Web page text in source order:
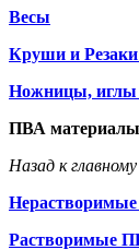
Весы
Круши и
Ножницы, иглы
ПВА материалы
Назад к главному
Растворимые